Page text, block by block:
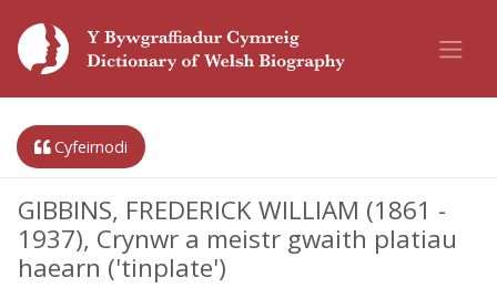
Cyfeirnodi
GIBBINS, FREDERICK WILLIAM (1861 -
1937), Crynwr a meistr gwaith platiau
haearn ('tinplate')